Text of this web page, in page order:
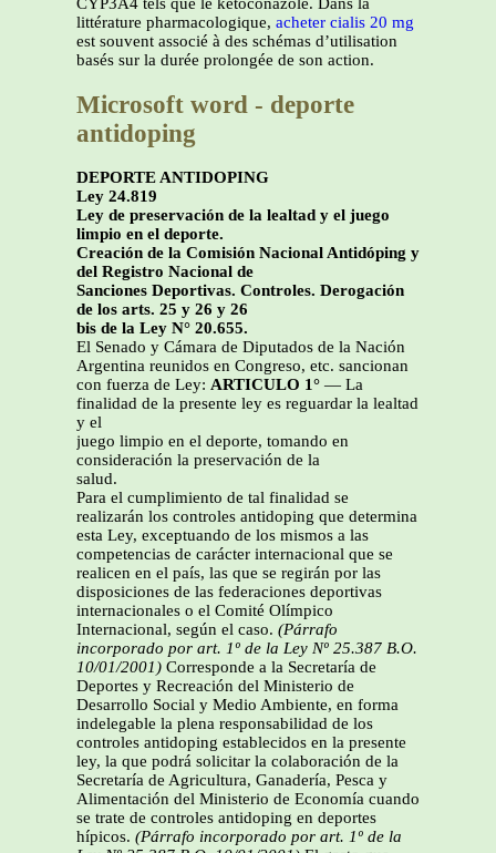
littérature pharmacologique, acheter cialis 20 mg
est souvent associé à des schémas d’utilisation
basés sur la durée prolongée de son action.
Microsoft word - deporte
antidoping
DEPORTE ANTIDOPING
Ley 24.819
Ley de preservación de la lealtad y el juego
limpio en el deporte.
Creación de la Comisión Nacional Antidóping y
del Registro Nacional de
Sanciones Deportivas. Controles. Derogación
de los arts. 25 y 26 y 26
bis de la Ley N° 20.655.
El Senado y Cámara de Diputados de la Nación
Argentina reunidos en Congreso, etc. sancionan
con fuerza de Ley: ARTICULO 1° — La
finalidad de la presente ley es reguardar la lealtad
y el
juego limpio en el deporte, tomando en
consideración la preservación de la
salud.
Para el cumplimiento de tal finalidad se
realizarán los controles antidoping que determina
esta Ley, exceptuando de los mismos a las
competencias de carácter internacional que se
realicen en el país, las que se regirán por las
disposiciones de las federaciones deportivas
internacionales o el Comité Olímpico
Internacional, según el caso. (Párrafo
incorporado por art. 1º de la Ley Nº 25.387 B.O.
10/01/2001) Corresponde a la Secretaría de
Deportes y Recreación del Ministerio de
Desarrollo Social y Medio Ambiente, en forma
indelegable la plena responsabilidad de los
controles antidoping establecidos en la presente
ley, la que podrá solicitar la colaboración de la
Secretaría de Agricultura, Ganadería, Pesca y
Alimentación del Ministerio de Economía cuando
se trate de controles antidoping en deportes
hípicos. (Párrafo incorporado por art. 1º de la